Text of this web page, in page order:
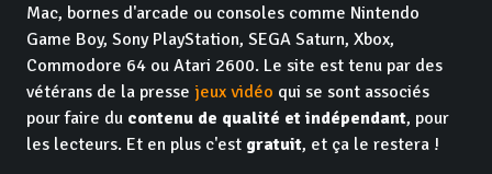
Mac, bornes d'arcade ou consoles comme Nintendo
Game Boy, Sony PlayStation, SEGA Saturn, Xbox,
Commodore 64 ou Atari 2600. Le site est tenu par des
vétérans de la presse jeux vidéo qui se sont associés
pour faire du contenu de qualité et indépendant, pour
les lecteurs. Et en plus c'est gratuit, et ça le restera !